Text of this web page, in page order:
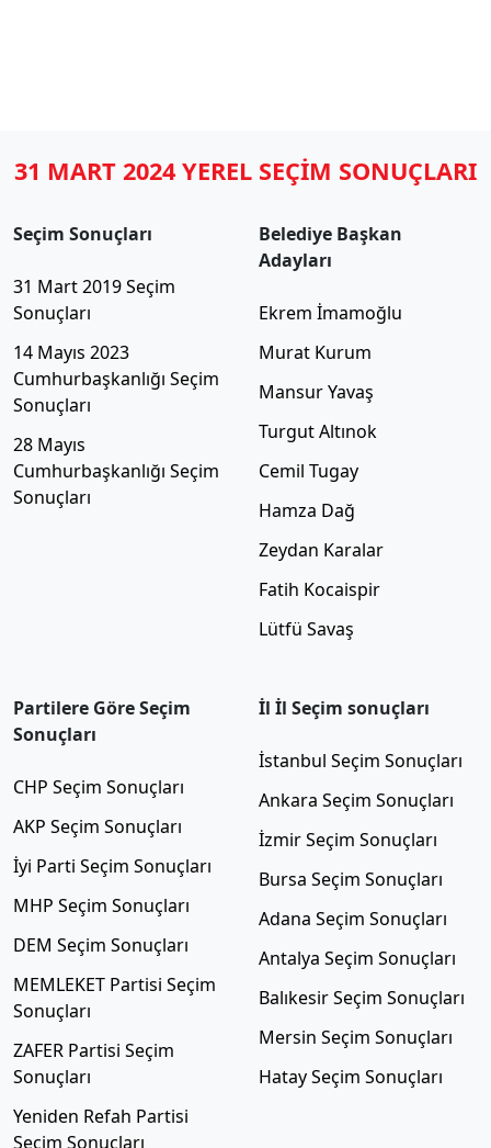
31 MART 2024 YEREL SEÇİM SONUÇLARI
Seçim Sonuçları
31 Mart 2019 Seçim
Sonuçları
14 Mayıs 2023
Cumhurbaşkanlığı Seçim
Sonuçları
28 Mayıs
Cumhurbaşkanlığı Seçim
Sonuçları
Belediye Başkan
Adayları
Ekrem İmamoğlu
Murat Kurum
Mansur Yavaş
Turgut Altınok
Cemil Tugay
Hamza Dağ
Zeydan Karalar
Fatih Kocaispir
Lütfü Savaş
Partilere Göre Seçim
Sonuçları
CHP Seçim Sonuçları
AKP Seçim Sonuçları
İyi Parti Seçim Sonuçları
MHP Seçim Sonuçları
DEM Seçim Sonuçları
MEMLEKET Partisi Seçim
Sonuçları
ZAFER Partisi Seçim
Sonuçları
Yeniden Refah Partisi
Seçim Sonuçları
İl İl Seçim sonuçları
İstanbul Seçim Sonuçları
Ankara Seçim Sonuçları
İzmir Seçim Sonuçları
Bursa Seçim Sonuçları
Adana Seçim Sonuçları
Antalya Seçim Sonuçları
Balıkesir Seçim Sonuçları
Mersin Seçim Sonuçları
Hatay Seçim Sonuçları